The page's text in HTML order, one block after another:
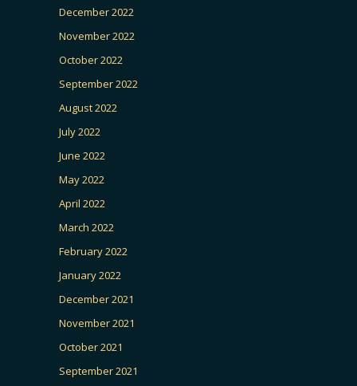
December 2022
November 2022
October 2022
September 2022
August 2022
July 2022
June 2022
May 2022
April 2022
March 2022
February 2022
January 2022
December 2021
November 2021
October 2021
September 2021